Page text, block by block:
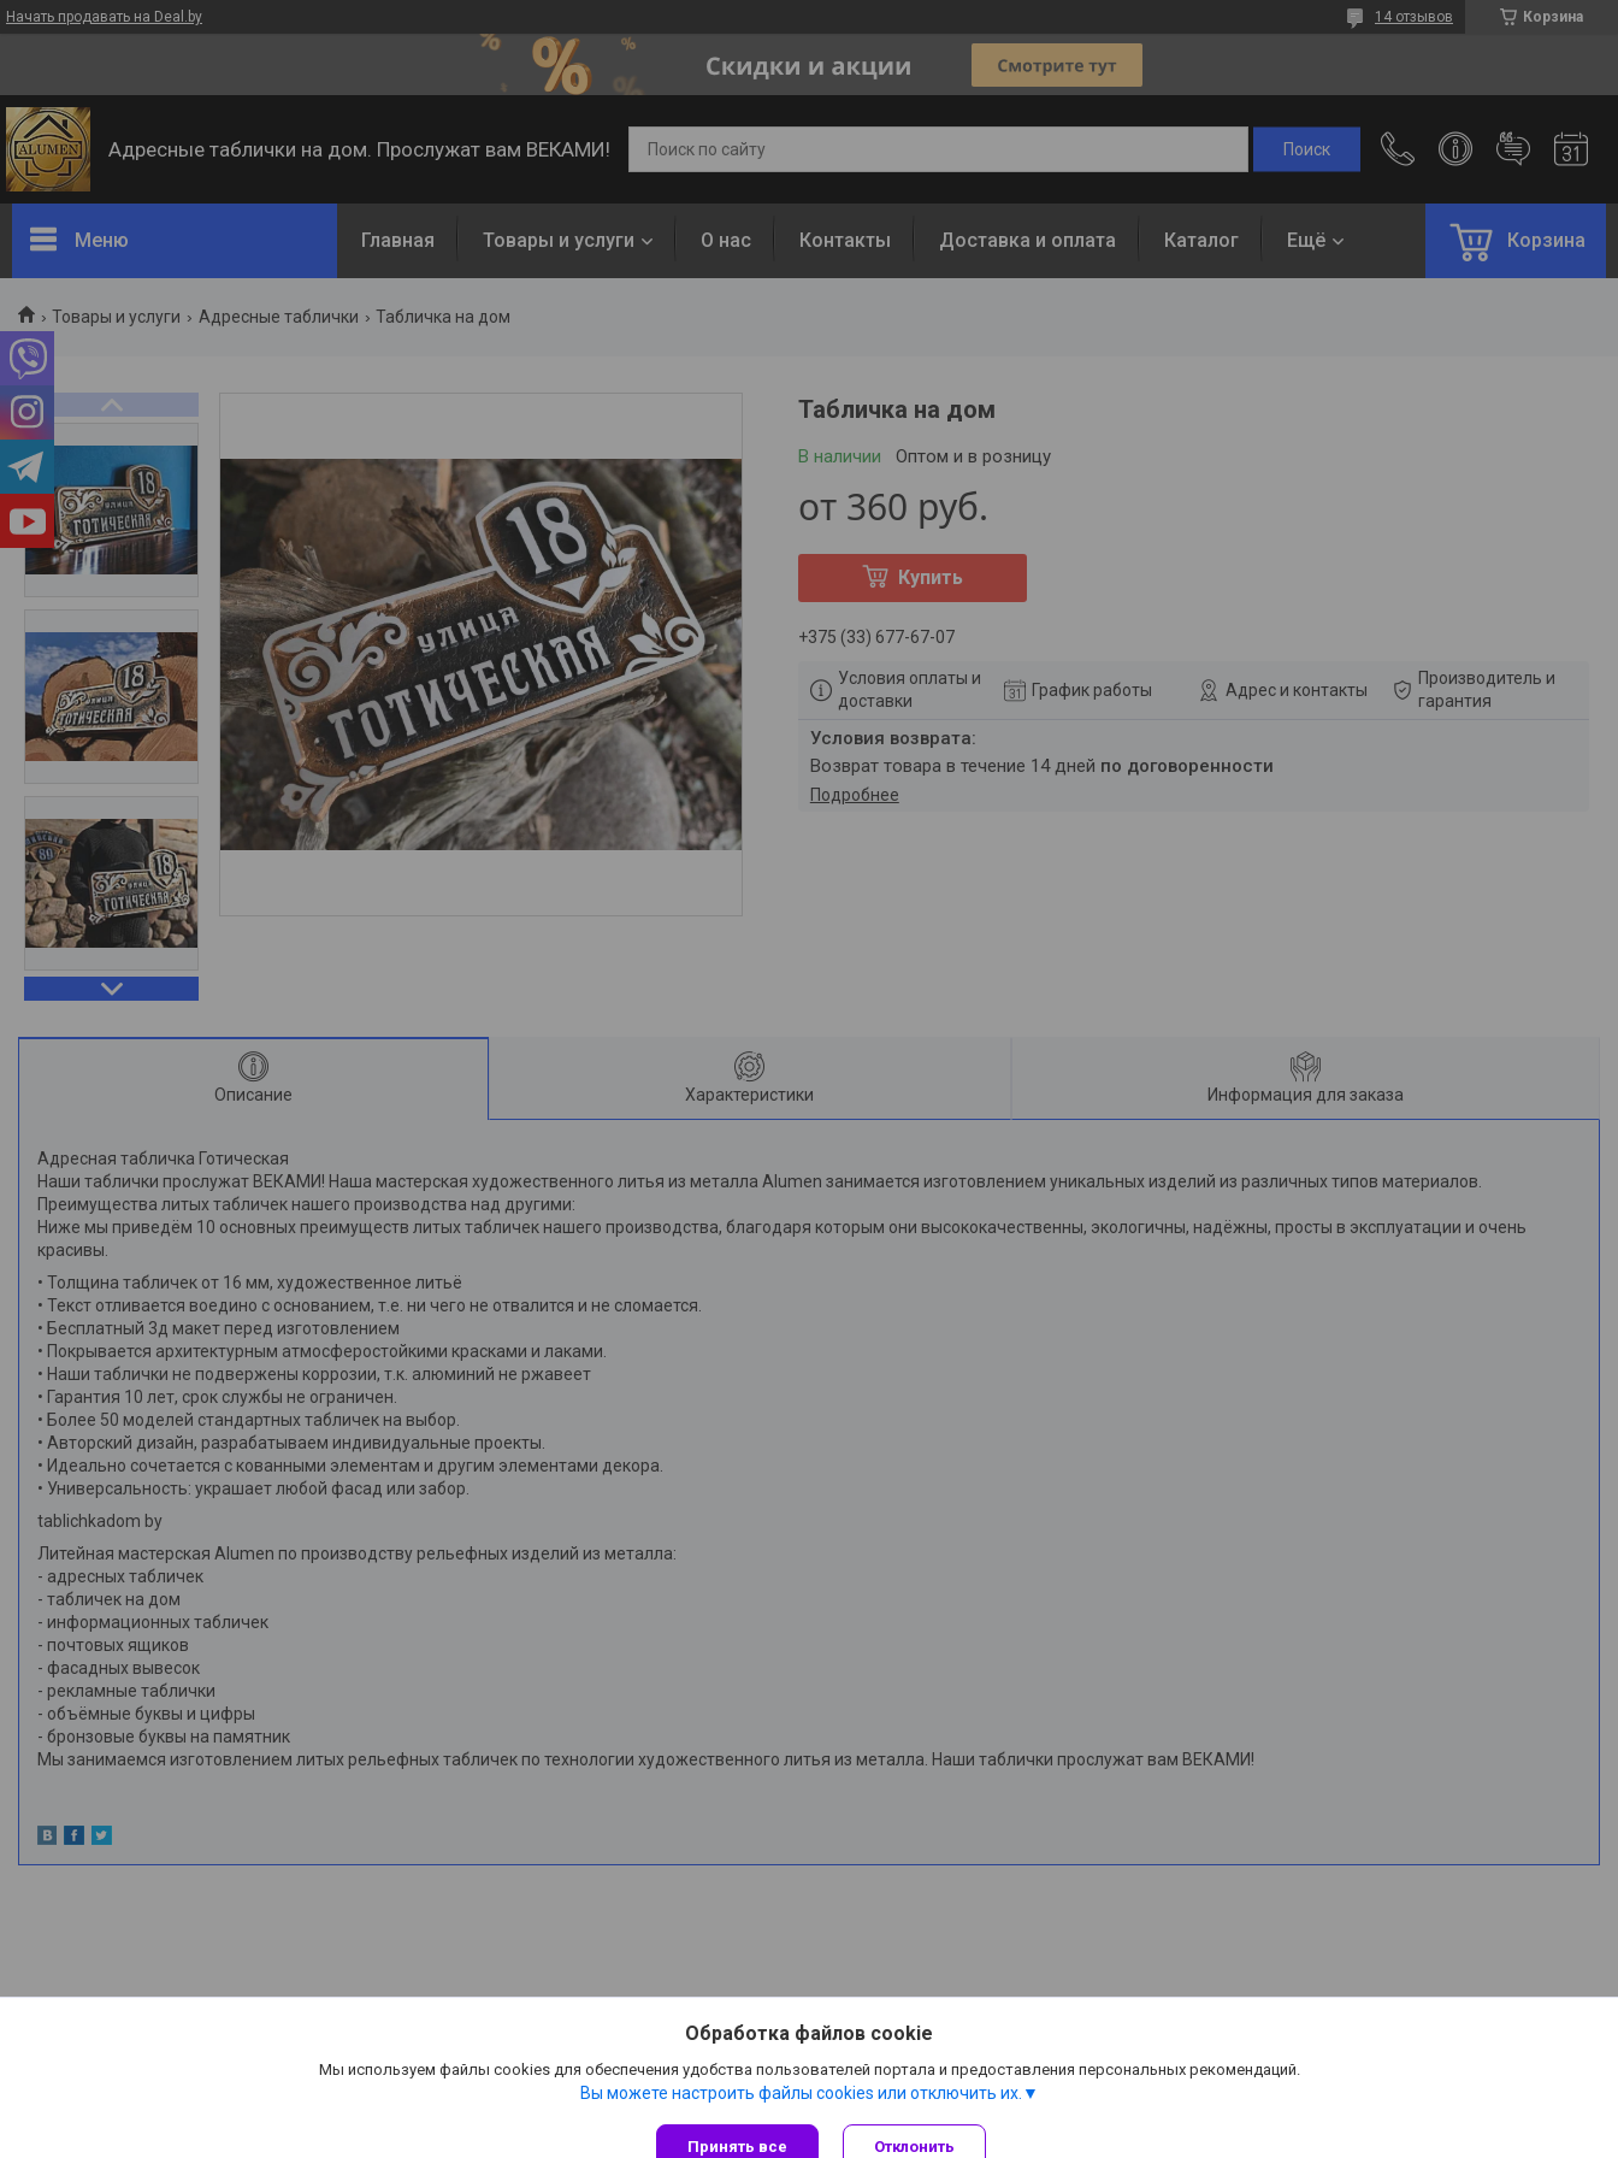
Начать продавать на Deal.by Корзина
14 отзывов
Адресные таблички на дом. Прослужат вам ВЕКАМИ!
Меню Главная Товары и услуги О нас Контакты Доставка и оплата Каталог Ещё Корзина
Товары и услуги Адресные таблички Табличка на дом
Табличка на дом
В наличии Оптом и в розницу
от 360 руб.
Купить
+375 (33) 677-67-07
Условия оплаты и
доставки
График работы Адрес и контакты
Производитель и
гарантия
возврат товара в течение 14 дней по договоренности
Подробнее
Описание Характеристики Информация для заказа
Адресная табличка Готическая
Наши таблички прослужат ВЕКАМИ! Наша мастерская художественного литья из металла Alumen занимается изготовлением уникальных изделий из различных типов материалов.
Преимущества литых табличек нашего производства над другими:
Ниже мы приведём 10 основных преимуществ литых табличек нашего производства, благодаря которым они высококачественны, экологичны, надёжны, просты в эксплуатации и очень
красивы.
• Толщина табличек от 16 мм, художественное литьё
• Текст отливается воедино с основанием, т.е. ни чего не отвалится и не сломается.
• Бесплатный 3д макет перед изготовлением
• Покрывается архитектурным атмосферостойкими красками и лаками.
• Наши таблички не подвержены коррозии, т.к. алюминий не ржавеет
• Гарантия 10 лет, срок службы не ограничен.
• Более 50 моделей стандартных табличек на выбор.
• Авторский дизайн, разрабатываем индивидуальные проекты.
• Идеально сочетается с кованными элементам и другим элементами декора.
• Универсальность: украшает любой фасад или забор.
tablichkadom by
Литейная мастерская Alumen по производству рельефных изделий из металла:
- адресных табличек
- табличек на дом
- информационных табличек
- почтовых ящиков
- фасадных вывесок
- рекламные таблички
- объёмные буквы и цифры
- бронзовые буквы на памятник
Мы занимаемся изготовлением литых рельефных табличек по технологии художественного литья из металла. Наши таблички прослужат вам ВЕКАМИ!
Сайт создан на платформе Deal.by
Обработка файлов cookie
Мы используем файлы cookies для обеспечения удобства пользователей портала и предоставления персональных рекомендаций.
Вы можете настроить файлы cookies или отключить их.
Принять все Отклонить